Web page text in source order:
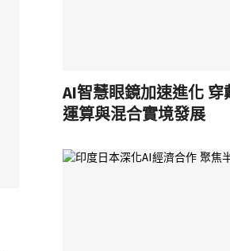
AI智慧眼鏡加速進化 穿
運算與混合實境發展